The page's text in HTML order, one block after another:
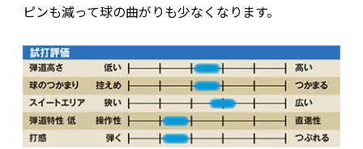
ピンも減って球の曲がりも少なくなります。